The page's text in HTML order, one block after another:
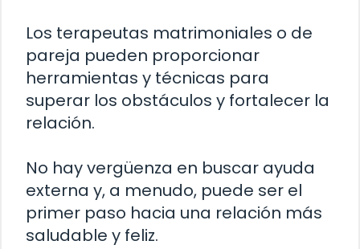
Los terapeutas matrimoniales o de
pareja pueden proporcionar
herramientas y técnicas para
superar los obstáculos y fortalecer la
relación.
No hay vergüenza en buscar ayuda
externa y, a menudo, puede ser el
primer paso hacia una relación más
saludable y feliz.